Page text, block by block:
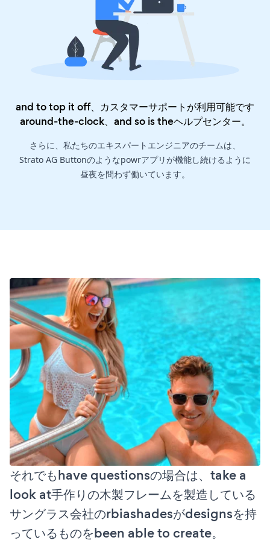
and to top it off、カスタマーサポートが利用可能です
around-the-clock、and so is theヘルプセンター。
さらに、私たちのエキスパートエンジニアのチームは、
Strato AG Buttonのようなpowrアプリが機能し続けるように
昼夜を問わず働いています。
それでもhave questionsの場合は、take a
look at手作りの木製フレームを製造している
サングラス会社のrbiashadesがdesignsを持
っているものをbeen able to create。